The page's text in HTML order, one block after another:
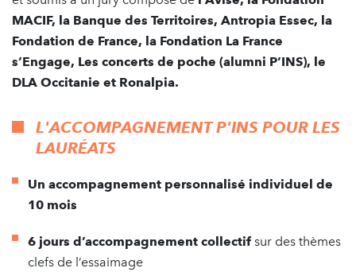
MACIF, la Banque des Territoires, Antropia Essec, la
Fondation de France, la Fondation La France
s’Engage, Les concerts de poche (alumni P’INS), le
DLA Occitanie et Ronalpia.
L'ACCOMPAGNEMENT P'INS POUR LES
LAURÉATS
Un accompagnement personnalisé individuel de
10 mois
6 jours d’accompagnement collectif sur des thèmes
clefs de l’essaimage